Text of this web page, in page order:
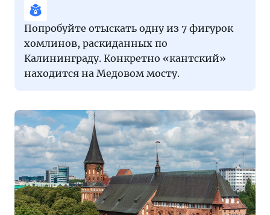
Попробуйте отыскать одну из 7 фигурок
хомлинов, раскиданных по
Калининграду. Конкретно «кантский»
находится на Медовом мосту.